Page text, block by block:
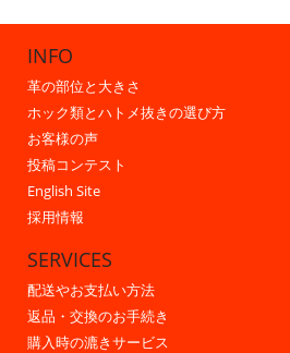
INFO
革の部位と大きさ
ホック類とハトメ抜きの選び方
お客様の声
投稿コンテスト
English Site
採用情報
SERVICES
配送やお支払い方法
返品・交換のお手続き
購入時の漉きサービス